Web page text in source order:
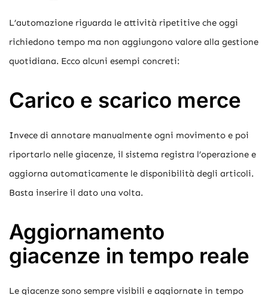
L’automazione riguarda le attività ripetitive che oggi
richiedono tempo ma non aggiungono valore alla gestione
quotidiana. Ecco alcuni esempi concreti:
Carico e scarico merce
Invece di annotare manualmente ogni movimento e poi
riportarlo nelle giacenze, il sistema registra l’operazione e
aggiorna automaticamente le disponibilità degli articoli.
Basta inserire il dato una volta.
Aggiornamento
giacenze in tempo reale
Le giacenze sono sempre visibili e aggiornate in tempo